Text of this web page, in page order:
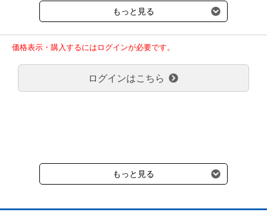
※2017年11月14日（火）より沖縄県へのお届けにつきましては、1
回のご注文金額（税込）が、30,000円以上で配送無料となります。
ご了承のほどよろしくお願い致します。
弊社都合でお届けが２回以上に分かれる場合の送料負担は、１回分
のみで新たな送料は発生しません。
大型商品送料が必要な商品をご注文の場合は、大型商品送料のみご
負担頂きます。
受けます。
もっと見る
価格表示・購入するにはログインが必要です。
ログインはこちら
もっと見る